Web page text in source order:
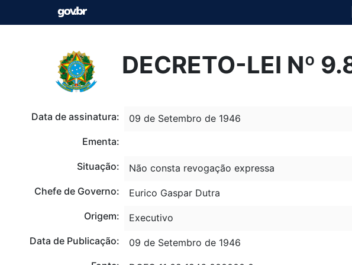
DECRETO-LEI Nº
Data de assinatura:
09 de Setembro de 1946
Ementa:
Situação:
Não consta revogação expressa
Chefe de Governo:
Eurico Gaspar Dutra
Origem:
Executivo
Data de Publicação:
09 de Setembro de 1946